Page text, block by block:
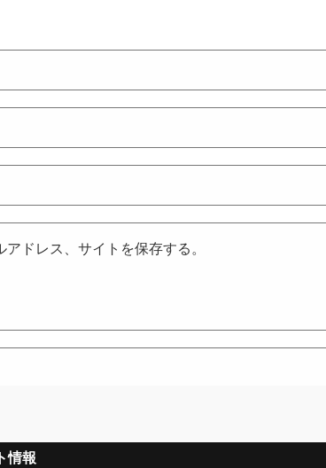
ドレス、サイトを保存する。
情報